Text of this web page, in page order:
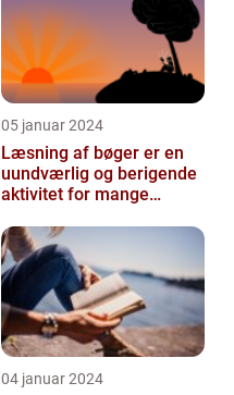
05 januar 2024
Læsning af bøger er en
uundværlig og berigende
aktivitet for mange
04 januar 2024